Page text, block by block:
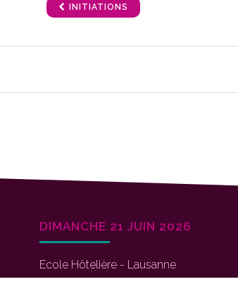
INITIATIONS
DIMANCHE 21 JUIN 2026
Ecole Hôtelière - Lausanne